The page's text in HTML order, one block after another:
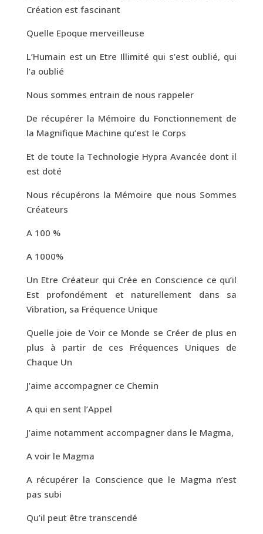
Création est fascinant
Quelle Epoque merveilleuse
L’Humain est un Etre Illimité qui s’est oublié, qui
l’a oublié
Nous sommes entrain de nous rappeler
De récupérer la Mémoire du Fonctionnement de
la Magnifique Machine qu’est le Corps
Et de toute la Technologie Hypra Avancée dont il
est doté
Nous récupérons la Mémoire que nous Sommes
Créateurs
A 100 %
A 1000%
Un Etre Créateur qui Crée en Conscience ce qu’il
Est profondément et naturellement dans sa
Vibration, sa Fréquence Unique
Quelle joie de Voir ce Monde se Créer de plus en
plus à partir de ces Fréquences Uniques de
Chaque Un
J’aime accompagner ce Chemin
A qui en sent l’Appel
J’aime notamment accompagner dans le Magma,
A voir le Magma
A récupérer la Conscience que le Magma n’est
pas subi
Qu’il peut être transcendé